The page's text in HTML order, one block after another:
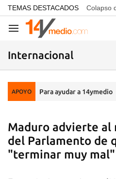
common.go-to-content
TEMAS DESTACADOS Colapso
Navegación
Internacional
APOYO Para ayudar a 14ymedio
Maduro advierte al
del Parlamento de
"terminar muy mal"